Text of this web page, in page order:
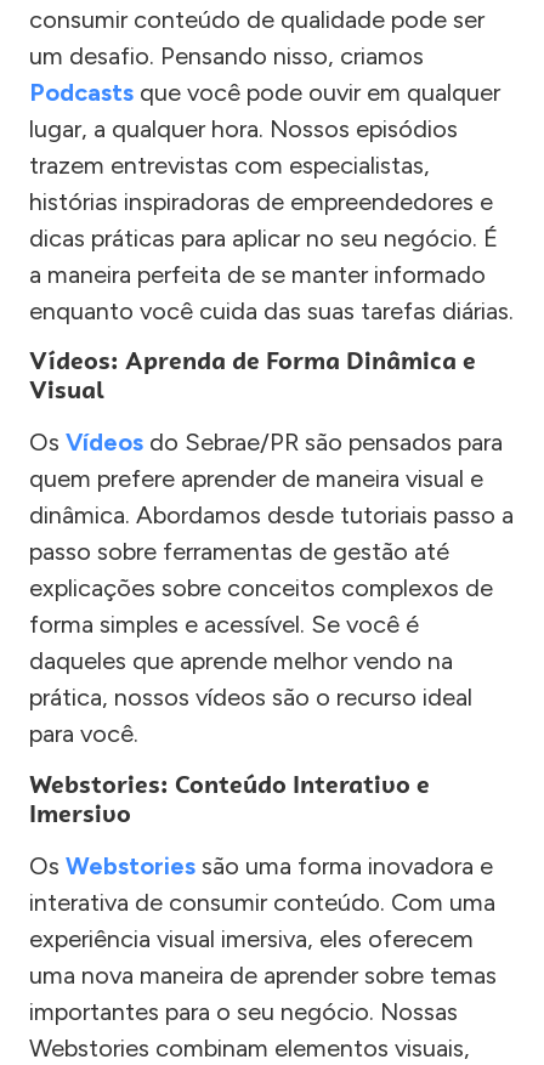
consumir conteúdo de qualidade pode ser
um desafio. Pensando nisso, criamos
Podcasts que você pode ouvir em qualquer
lugar, a qualquer hora. Nossos episódios
trazem entrevistas com especialistas,
histórias inspiradoras de empreendedores e
dicas práticas para aplicar no seu negócio. É
a maneira perfeita de se manter informado
enquanto você cuida das suas tarefas diárias.
Vídeos: Aprenda de Forma Dinâmica e
Visual
Os Vídeos do Sebrae/PR são pensados para
quem prefere aprender de maneira visual e
dinâmica. Abordamos desde tutoriais passo a
passo sobre ferramentas de gestão até
explicações sobre conceitos complexos de
forma simples e acessível. Se você é
daqueles que aprende melhor vendo na
prática, nossos vídeos são o recurso ideal
para você.
Webstories: Conteúdo Interativo e
Imersivo
Os Webstories são uma forma inovadora e
interativa de consumir conteúdo. Com uma
experiência visual imersiva, eles oferecem
uma nova maneira de aprender sobre temas
importantes para o seu negócio. Nossas
Webstories combinam elementos visuais,